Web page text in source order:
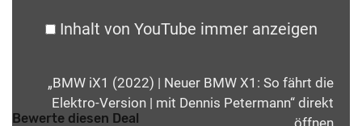
Inhalt von YouTube immer anzeigen
„BMW iX1 (2022) | Neuer BMW X1: So fährt die
Elektro-Version | mit Dennis Petermann“ direkt
Bewerte diesen Deal